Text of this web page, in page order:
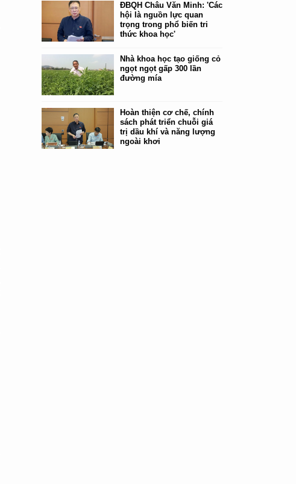
ĐBQH Châu Văn Minh: 'Các
hội là nguồn lực quan
trọng trong phổ biến tri
thức khoa học'
Nhà khoa học tạo giống cỏ
ngọt ngọt gấp 300 lần
đường mía
Hoàn thiện cơ chế, chính
sách phát triển chuỗi giá
trị dầu khí và năng lượng
ngoài khơi